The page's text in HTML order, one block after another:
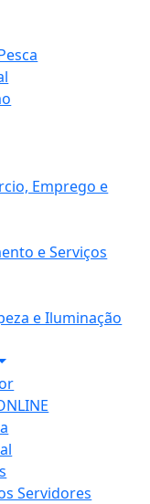
Emprego e
e Serviços
e Iluminação
Servidores